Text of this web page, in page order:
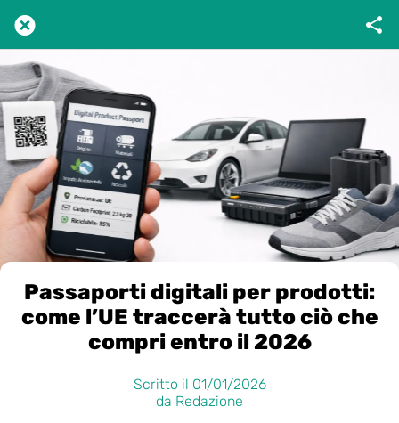
Passaporti digitali per prodotti:
come l’UE traccerà tutto ciò che
compri entro il 2026
Scritto il 01/01/2026
da Redazione